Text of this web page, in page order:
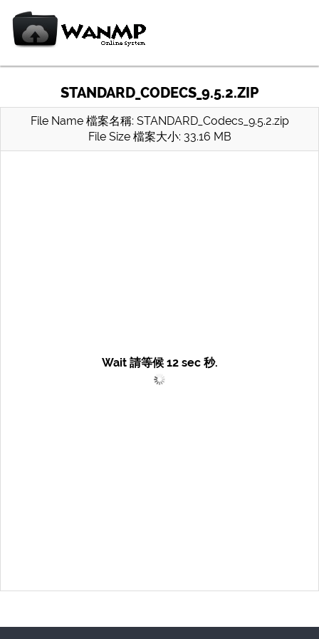
STANDARD_CODECS_9.5.2.ZIP
File Name 檔案名稱: STANDARD_Codecs_9.5.2.zip
File Size 檔案大小: 33.16 MB
Wait 請等候 12sec 秒.